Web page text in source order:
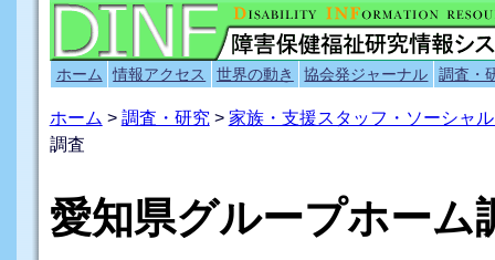
ホーム 情報アクセス 世界の動き 協会発ジャーナル 調査・
ホーム > 調査・研究 > 家族・支援スタッフ・ソーシャ
調査
愛知県グループホーム